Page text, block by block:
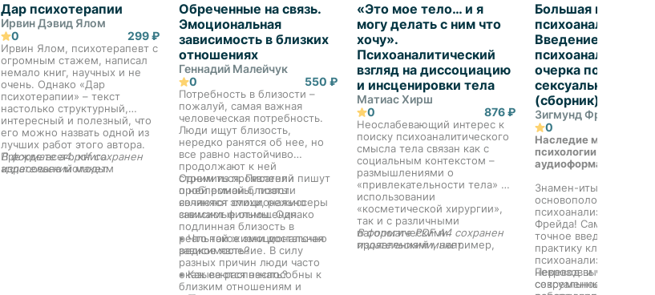
Дар психотерапии
Ирвин Дэвид Ялом
0
299 ₽
Ирвин Ялом, психотерапевт с
огромным стажем, написал
немало книг, научных и не
очень. Однако «Дар
психотерапии» – текст
настолько структурный,
интересный и полезный, что
его можно назвать одной из
лучших работ этого автора.
Прежде всего книга
адресована молодым
В формате a4.pdf сохранен
издательский макет.
Обреченные на связь.
Эмоциональная
зависимость в близких
отношениях
Геннадий Малейчук
0
550 ₽
Потребность в близости –
пожалуй, самая важная
человеческая потребность.
Люди ищут близость,
нередко ранятся об нее, но
все равно настойчиво
продолжают к ней
стремиться. Писатели пишут
о ней романы, поэты
сочиняют стихи, режиссеры
снимают фильмы. Однако
подлинная близость в
реальной жизни достаточно
редкое явление. В силу
разных причин люди часто
оказываются неспособны к
близким отношениям и
Одним из проявлений
проблемной близости
являются эмоционально
зависимые отношения.
• Что такое эмоциональная
зависимость?
• Как ее распознать?
«Это мое тело… и я
могу делать с ним что
хочу».
Психоаналитический
взгляд на диссоциацию
и инсценировки тела
Матиас Хирш
0
876 ₽
Неослабевающий интерес к
поиску психоаналитического
смысла тела связан как с
социальным контекстом –
размышлениями о
«привлекательности тела» и
использовании
«косметической хирургии»,
так и с различными
патологическими
проявлениями, например,
В формате PDF A4 сохранен
издательский макет.
Большая книга
психоанализа.
Введение в
психоанализ. Три
очерка по теории
сексуальности. Я
(сборник)
Зигмунд Фрейд
0
Наследие мировой
психологии теперь в
аудиоформате!
Знамен-итые работы
основоположника
психоанализа
Фрейда! Самое
точное введение в
практику
психоанализа,
неврозов и
сексуальности. В этих
Перевод выполнен
современными